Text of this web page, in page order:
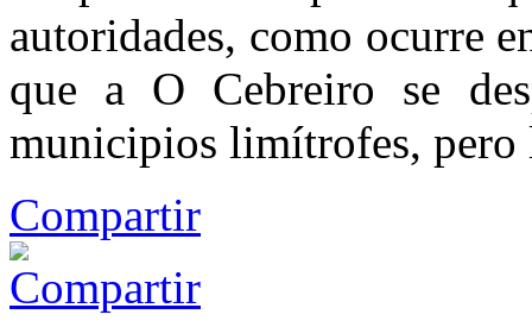
autoridades, como ocurre
que a O Cebreiro se
municipios limítrofes, pero
Compartir